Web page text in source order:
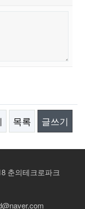
목록 글쓰기
춘의테크로파크